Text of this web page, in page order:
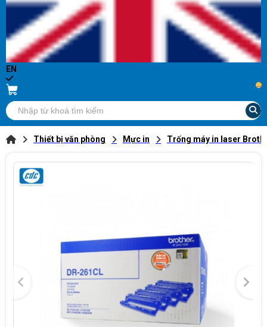
EN
...
Thiết bị văn phòng Mực in Trống máy in laser